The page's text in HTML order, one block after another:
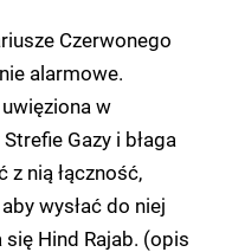
Czerwonego
alarmowe.
w
Gazy i błaga
z nią łączność,
wysłać do niej
się Hind Rajab. (opis